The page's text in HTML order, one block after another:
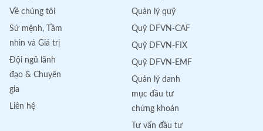
Về chúng tôi
Sứ mệnh, Tầm
nhìn và Giá trị
Đội ngũ lãnh
đạo & Chuyên
gia
Liên hệ
Quản lý quỹ
Quỹ DFVN-CAF
Quỹ DFVN-FIX
Quỹ DFVN-EMF
Quản lý danh
mục đầu tư
chứng khoán
Tư vấn đầu tư